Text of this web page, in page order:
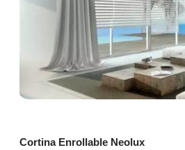
Cortina Enrollable Neolux